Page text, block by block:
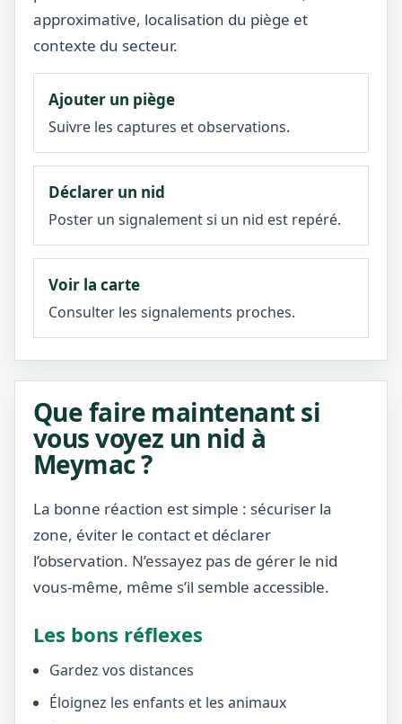
approximative, localisation du piège et
contexte du secteur.
Ajouter un piège
Suivre les captures et observations.
Déclarer un nid
Poster un signalement si un nid est repéré.
Voir la carte
Consulter les signalements proches.
Que faire maintenant si
vous voyez un nid à
Meymac ?
La bonne réaction est simple : sécuriser la
zone, éviter le contact et déclarer
l’observation. N’essayez pas de gérer le nid
vous-même, même s’il semble accessible.
Les bons réflexes
Gardez vos distances
Éloignez les enfants et les animaux